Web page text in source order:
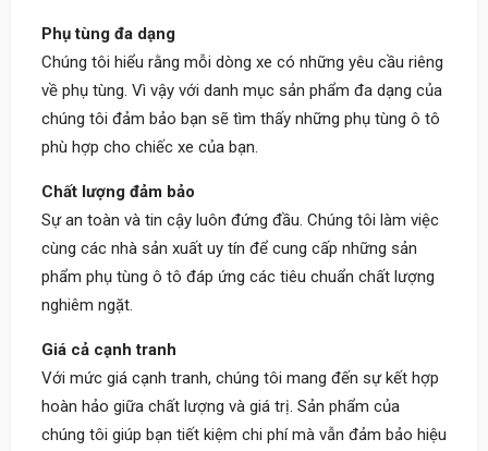
Phụ tùng đa dạng
Chúng tôi hiểu rằng mỗi dòng xe có những yêu cầu riêng
về phụ tùng. Vì vậy với danh mục sản phẩm đa dạng của
chúng tôi đảm bảo bạn sẽ tìm thấy những phụ tùng ô tô
phù hợp cho chiếc xe của bạn.
Chất lượng đảm bảo
Sự an toàn và tin cậy luôn đứng đầu. Chúng tôi làm việc
cùng các nhà sản xuất uy tín để cung cấp những sản
phẩm phụ tùng ô tô đáp ứng các tiêu chuẩn chất lượng
nghiêm ngặt.
Giá cả cạnh tranh
Với mức giá cạnh tranh, chúng tôi mang đến sự kết hợp
hoàn hảo giữa chất lượng và giá trị. Sản phẩm của
chúng tôi giúp bạn tiết kiệm chi phí mà vẫn đảm bảo hiệu